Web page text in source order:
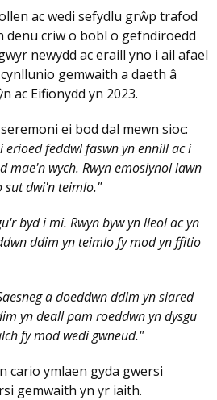
ac wedi sefydlu grŵp trafod
denu criw o bobl o gefndiroedd
newydd ac eraill yno i ail afael
gemwaith a daeth â
ac Eifionydd yn 2023.
ei bod dal mewn sioc:
erioed feddwl faswn yn ennill ac i
mae'n wych. Rwyn emosiynol iawn
sut dwi'n teimlo."
byd i mi. Rwyn byw yn lleol ac yn
ddim yn teimlo fy mod yn ffitio
a doeddwn ddim yn siared
yn deall pam roeddwn yn dysgu
fy mod wedi gwneud."
cario ymlaen gyda gwersi
gemwaith yn yr iaith.